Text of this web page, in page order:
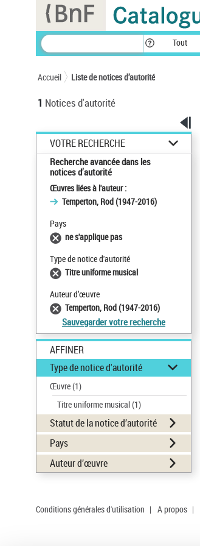
Tout
Accueil Liste de notices d’autorité
1 Notices d'autorité
VOTRE RECHERCHE
Recherche avancée dans les
notices d’autorité
Œuvres liées à l'auteur :
Temperton, Rod (1947-2016)
Pays
ne s'applique pas
Type de notice d'autorité
Titre uniforme musical
Auteur d’œuvre
Temperton, Rod (1947-2016)
Sauvegarder votre recherche
AFFINER
Type de notice d'autorité
Œuvre(1)
Titre uniforme musical(1)
Statut de la notice d’autorité
Pays
Auteur d’œuvre
Conditions générales d'utilisation | A propos |
Panneau de gestion des cookies